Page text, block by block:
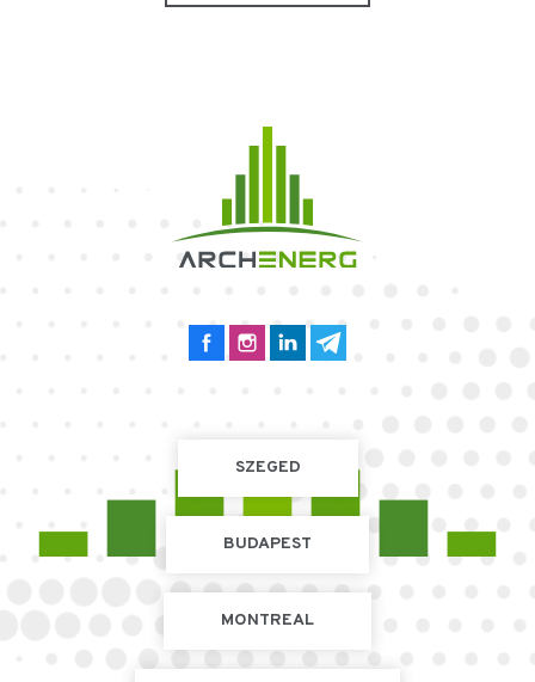
SZEGED
BUDAPEST
MONTREAL